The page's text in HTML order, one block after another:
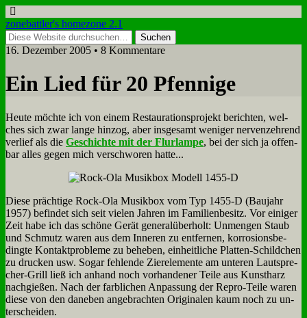
zonebattler's homezone 2.1
16. Dezember 2005 • 8 Kommentare
Ein Lied für 20 Pfen­ni­ge
Heu­te möch­te ich von ei­nem Re­stau­ra­ti­ons­pro­jekt be­rich­ten, wel­
ches sich zwar lan­ge hin­zog, aber ins­ge­samt we­ni­ger ner­ven­zeh­rend
ver­lief als die Ge­schich­te mit der Flur­lam­pe, bei der sich ja of­fen­
bar al­les ge­gen mich ver­schwo­ren hat­te...
Die­se präch­ti­ge Rock-Ola Mu­sik­box vom Typ 1455‑D (Bau­jahr
1957) be­fin­det sich seit vie­len Jah­ren im Fa­mi­li­en­be­sitz. Vor ei­ni­ger
Zeit ha­be ich das schö­ne Ge­rät ge­ne­ral­über­holt: Un­men­gen Staub
und Schmutz wa­ren aus dem In­ne­ren zu ent­fer­nen, kor­ro­si­ons­be­
ding­te Kon­takt­pro­ble­me zu be­he­ben, ein­heit­li­che Plat­ten-Schild­chen
zu drucken usw. So­gar feh­len­de Zier­ele­men­te am un­te­ren Laut­spre­
cher-Grill ließ ich an­hand noch vor­han­de­ner Tei­le aus Kunst­harz
nach­gie­ßen. Nach der farb­li­chen An­pas­sung der Re­pro-Tei­le wa­ren
die­se von den da­ne­ben an­ge­brach­ten Ori­gi­na­len kaum noch zu un­
ter­schei­den.